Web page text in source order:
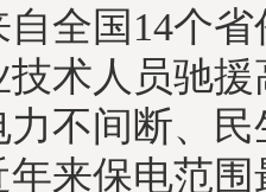
全国14个省
术人员驰
不间断、
来保电范